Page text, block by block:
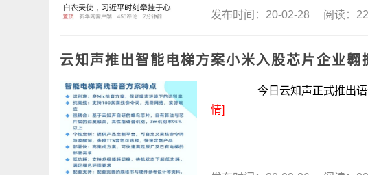
发布时间：20-02-28 阅读：
云知声推出智能电梯方案小米入股芯片企业翱
今日云知声正式推出语音
情]